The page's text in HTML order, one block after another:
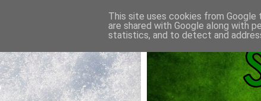
This site uses cookies from Google
are shared with Google along with
statistics, and to detect and